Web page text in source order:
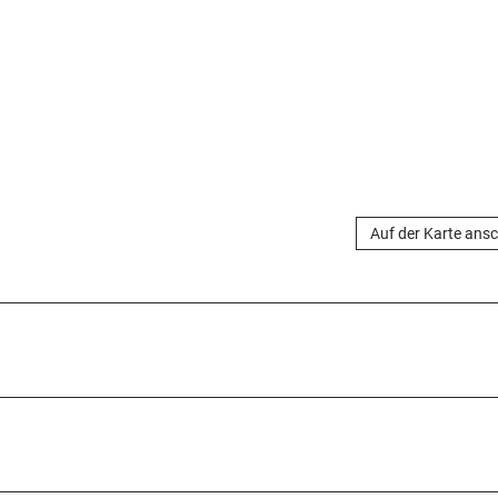
Auf der Karte